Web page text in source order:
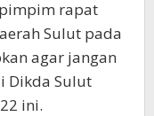
rapat
Sulut pada
agar jangan
Dikda Sulut
ini.